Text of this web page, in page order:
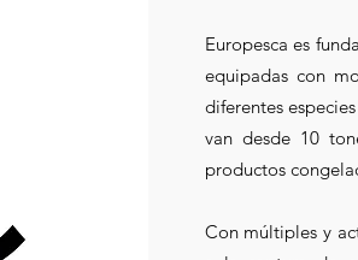
Europesca es
equipadas con
diferentes
van desde 10
productos
Con múltiples y